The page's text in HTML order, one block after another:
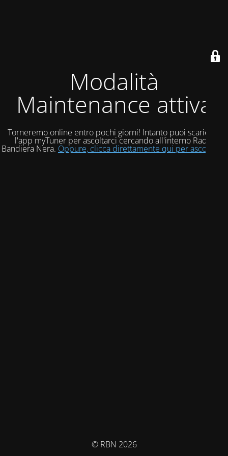
Modalità
Maintenance attiva
Torneremo online entro pochi giorni! Intanto puoi scaricare
l'app myTuner per ascoltarci cercando all'interno Radio
Bandiera Nera. Oppure, clicca direttamente qui per ascoltarci!
© RBN 2026